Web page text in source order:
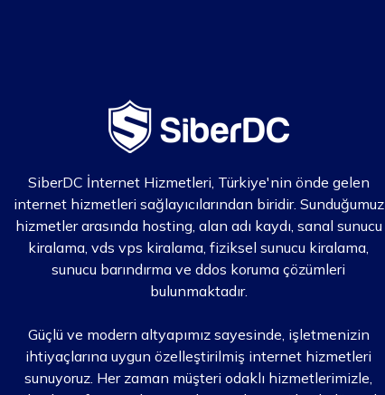
SiberDC İnternet Hizmetleri, Türkiye'nin önde gelen
internet hizmetleri sağlayıcılarından biridir. Sunduğumuz
hizmetler arasında hosting, alan adı kaydı, sanal sunucu
kiralama, vds vps kiralama, fiziksel sunucu kiralama,
sunucu barındırma ve ddos koruma çözümleri
bulunmaktadır.
Güçlü ve modern altyapımız sayesinde, işletmenizin
ihtiyaçlarına uygun özelleştirilmiş internet hizmetleri
sunuyoruz. Her zaman müşteri odaklı hizmetlerimizle,